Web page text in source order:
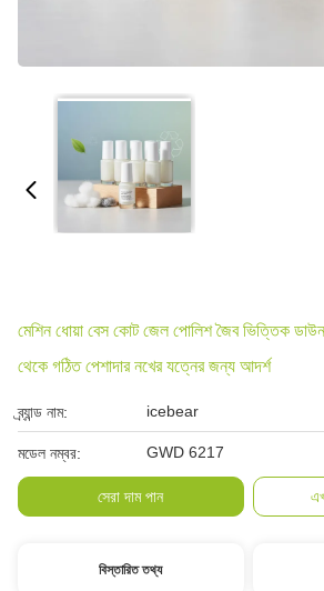
মেশিন ধোয়া বেস কোট জেল পোলিশ জৈব ভিত্তিক ডাউন
থেকে গঠিত পেশাদার নখের যত্নের জন্য আদর্শ
ব্র্যান্ড নাম: icebear
মডেল নম্বর: GWD 6217
সেরা দাম পান
বিস্তারিত তথ্য